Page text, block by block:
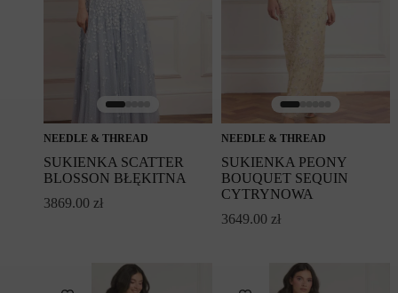
NEEDLE & THREAD
SUKIENKA SCATTER
BLOSSON BŁĘKITNA
3869.00 zł
NEEDLE & THREAD
SUKIENKA PEONY
BOUQUET SEQUIN
CYTRYNOWA
3649.00 zł